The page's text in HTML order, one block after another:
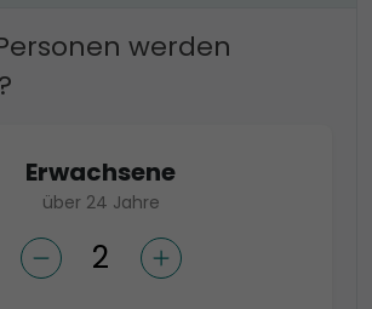
werden
Erwachsene
über 24 Jahre